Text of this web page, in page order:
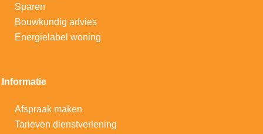
Sparen
Bouwkundig advies
Energielabel woning
Informatie
Afspraak maken
Tarieven dienstverlening